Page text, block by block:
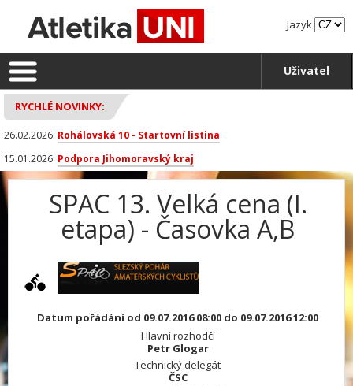
Jazyk
Uživatel
RYCHLÉ NOVINKY:
26.02.2026: Rohálovská 10 - Startovní listina
15.01.2026: Podpora Jihomoravský kraj
SPAC 13. Velká cena (I.
etapa) - Časovka A,B
Datum pořádání od 09.07.2016 08:00 do 09.07.2016 12:00
Hlavní rozhodčí
Petr Glogar
Technický delegát
ČSC